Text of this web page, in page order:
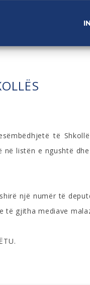
të
listën e ngushtë
një numër të
të gjitha mediave
.